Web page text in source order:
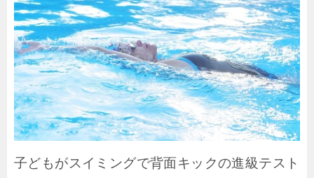
子どもがスイミングで背面キックの進級テスト